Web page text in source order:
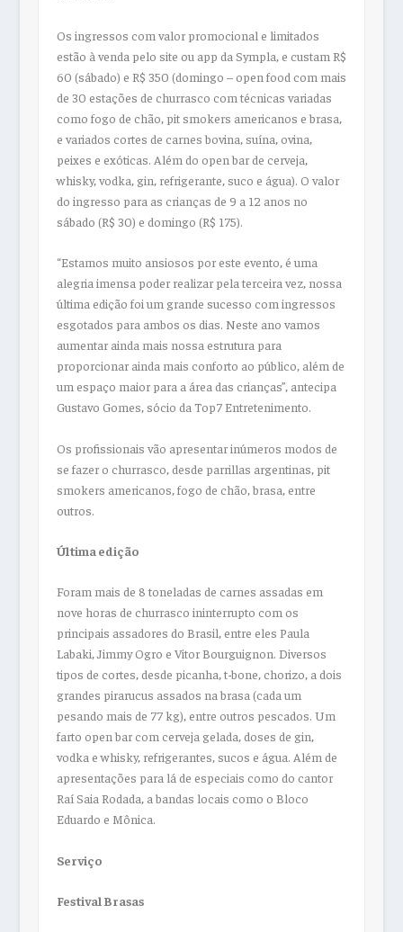
Os ingressos com valor promocional e limitados
estão à venda pelo site ou app da Sympla, e custam R$
60 (sábado) e R$ 350 (domingo – open food com mais
de 30 estações de churrasco com técnicas variadas
como fogo de chão, pit smokers americanos e brasa,
e variados cortes de carnes bovina, suína, ovina,
peixes e exóticas. Além do open bar de cerveja,
whisky, vodka, gin, refrigerante, suco e água). O valor
do ingresso para as crianças de 9 a 12 anos no
sábado (R$ 30) e domingo (R$ 175).
“Estamos muito ansiosos por este evento, é uma
alegria imensa poder realizar pela terceira vez, nossa
última edição foi um grande sucesso com ingressos
esgotados para ambos os dias. Neste ano vamos
aumentar ainda mais nossa estrutura para
proporcionar ainda mais conforto ao público, além de
um espaço maior para a área das crianças”, antecipa
Gustavo Gomes, sócio da Top7 Entretenimento.
Os profissionais vão apresentar inúmeros modos de
se fazer o churrasco, desde parrillas argentinas, pit
smokers americanos, fogo de chão, brasa, entre
outros.
Última edição
Foram mais de 8 toneladas de carnes assadas em
nove horas de churrasco ininterrupto com os
principais assadores do Brasil, entre eles Paula
Labaki, Jimmy Ogro e Vitor Bourguignon. Diversos
tipos de cortes, desde picanha, t-bone, chorizo, a dois
grandes pirarucus assados na brasa (cada um
pesando mais de 77 kg), entre outros pescados. Um
farto open bar com cerveja gelada, doses de gin,
vodka e whisky, refrigerantes, sucos e água. Além de
apresentações para lá de especiais como do cantor
Raí Saia Rodada, a bandas locais como o Bloco
Eduardo e Mônica.
Serviço
Festival Brasas